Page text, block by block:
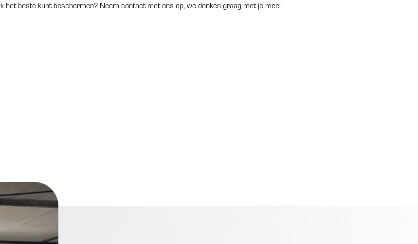
het beste kunt beschermen? Neem contact met ons op, we denken graag met je mee.